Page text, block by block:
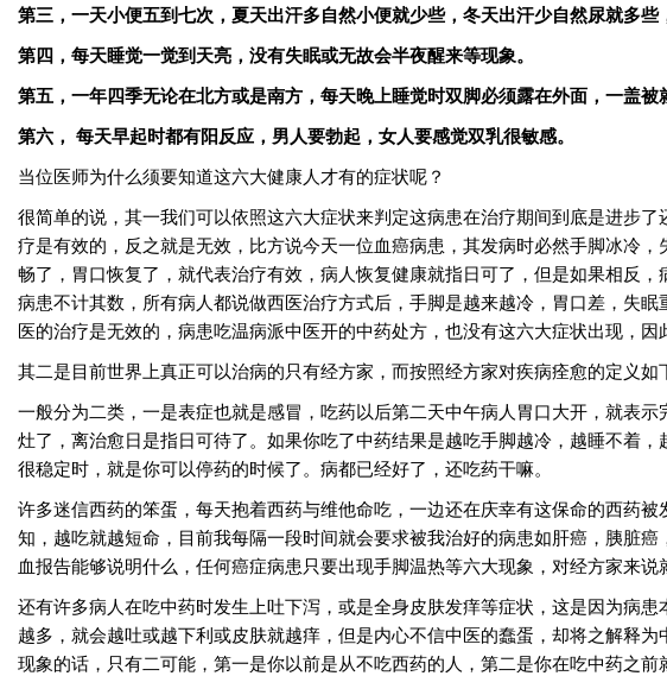
第三，一天小便五到七次，夏天出汗多自然小便就少些，冬天出汗少自然尿就多些
第四，每天睡觉一觉到天亮，没有失眠或无故会半夜醒来等现象。
第五，一年四季无论在北方或是南方，每天晚上睡觉时双脚必须露在外面，一盖被
第六， 每天早起时都有阳反应，男人要勃起，女人要感觉双乳很敏感。
当位医师为什么须要知道这六大健康人才有的症状呢？
很简单的说，其一我们可以依照这六大症状来判定这病患在治疗期间到底是进步
疗是有效的，反之就是无效，比方说今天一位血癌病患，其发病时必然手脚冰冷
畅了，胃口恢复了，就代表治疗有效，病人恢复健康就指日可了，但是如果相反
病患不计其数，所有病人都说做西医治疗方式后，手脚是越来越冷，胃口差，失
医的治疗是无效的，病患吃温病派中医开的中药处方，也没有这六大症状出现，因
其二是目前世界上真正可以治病的只有经方家，而按照经方家对疾病痊愈的定义如
一般分为二类，一是表症也就是感冒，吃药以后第二天中午病人胃口大开，就表
灶了，离治愈日是指日可待了。如果你吃了中药结果是越吃手脚越冷，越睡不着
很稳定时，就是你可以停药的时候了。病都已经好了，还吃药干嘛。
许多迷信西药的笨蛋，每天抱着西药与维他命吃，一边还在庆幸有这保命的西药
知，越吃就越短命，目前我每隔一段时间就会要求被我治好的病患如肝癌，胰脏
血报告能够说明什么，任何癌症病患只要出现手脚温热等六大现象，对经方家来说
还有许多病人在吃中药时发生上吐下泻，或是全身皮肤发痒等症状，这是因为病
越多，就会越吐或越下利或皮肤就越痒，但是内心不信中医的蠢蛋，却将之解释
现象的话，只有二可能，第一是你以前是从不吃西药的人，第二是你在吃中药之